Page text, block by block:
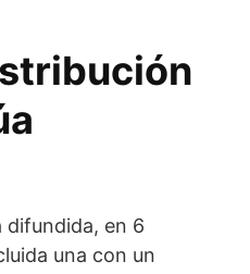
difundida, en 6
una con un